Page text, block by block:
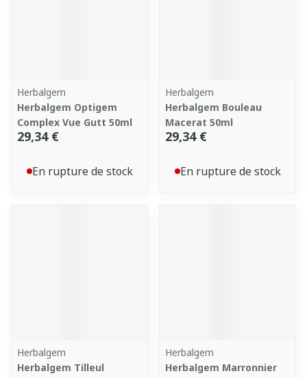
Herbalgem
Herbalgem Optigem
Complex Vue Gutt 50ml
29,34 €
En rupture de stock
Herbalgem
Herbalgem Bouleau
Macerat 50ml
29,34 €
En rupture de stock
Herbalgem
Herbalgem Tilleul
Herbalgem
Herbalgem Marronnier